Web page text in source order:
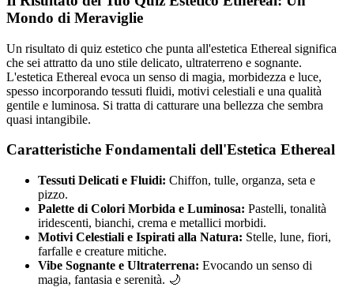
Mondo di Meraviglie
Un risultato di quiz estetico che punta all'estetica Ethereal significa
che sei attratto da uno stile delicato, ultraterreno e sognante.
L'estetica Ethereal evoca un senso di magia, morbidezza e luce,
spesso incorporando tessuti fluidi, motivi celestiali e una qualità
gentile e luminosa. Si tratta di catturare una bellezza che sembra
quasi intangibile.
Caratteristiche Fondamentali dell'Estetica Ethereal
Tessuti Delicati e Fluidi: Chiffon, tulle, organza, seta e
pizzo.
Palette di Colori Morbida e Luminosa: Pastelli, tonalità
iridescenti, bianchi, crema e metallici morbidi.
Motivi Celestiali e Ispirati alla Natura: Stelle, lune, fiori,
farfalle e creature mitiche.
Vibe Sognante e Ultraterrena: Evocando un senso di
magia, fantasia e serenità. 🌙